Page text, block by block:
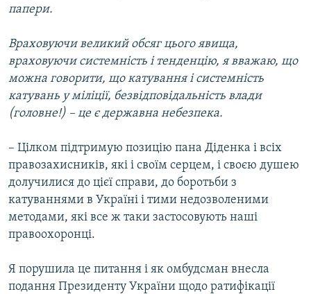
папери.
Враховуючи великий обсяг цього явища,
враховуючи системність і тенденцію, я вважаю, що
можна говорити, що катування і системність
катувань у міліції, безвідповідальність влади
(головне!) – це є державна небезпека.
– Цілком підтримую позицію пана Діденка і всіх
правозахисників, які і своїм серцем, і своєю душею
долучилися до цієї справи, до боротьби з
катуваннями в Україні і тими недозволеними
методами, які все ж таки застосовують наші
правоохоронці.
Я порушила це питання і як омбудсман внесла
подання Президенту України щодо ратифікації